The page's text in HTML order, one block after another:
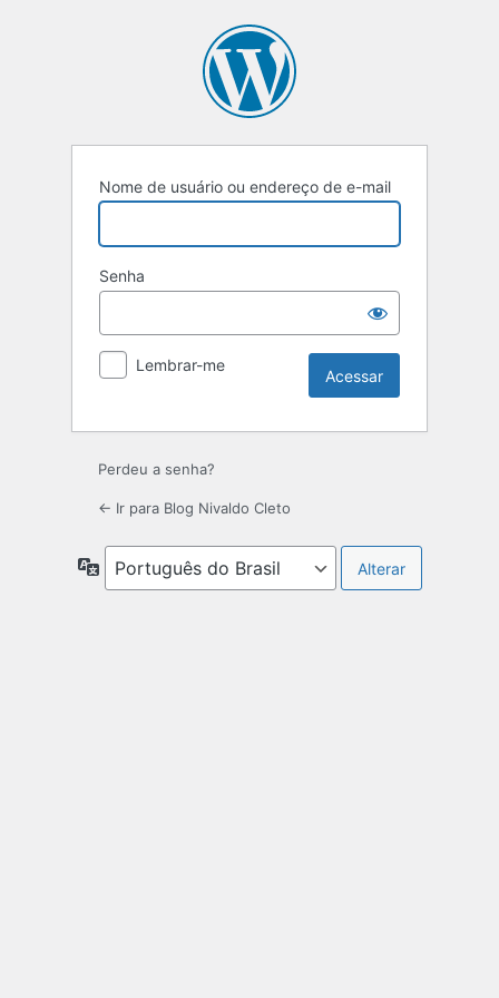
Nome de usuário ou endereço de e-mail
Senha
Lembrar-me
Perdeu a senha?
← Ir para Blog Nivaldo Cleto
Idioma